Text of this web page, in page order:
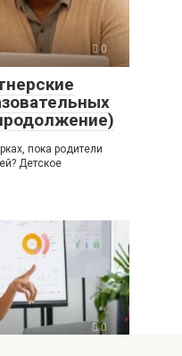
0
пока родители
Детское
0